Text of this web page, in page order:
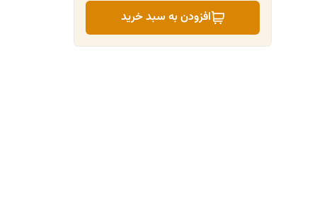
افزودن به سبد خرید